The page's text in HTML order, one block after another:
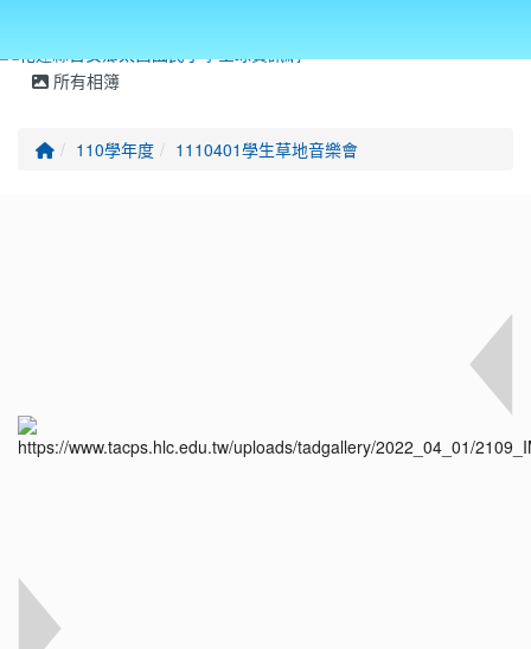
所有相簿
回首頁110學年度 1110401學生草地音樂會